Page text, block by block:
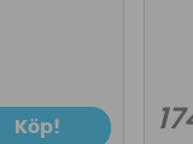
Köp!